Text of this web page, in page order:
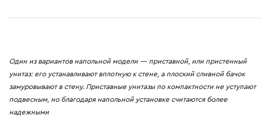
Один из вариантов напольной модели — приставной, или пристенный
унитаз: его устанавливают вплотную к стене, а плоский сливной бачок
замуровывают в стену. Приставные унитазы по компактности не уступают
подвесным, но благодаря напольной установке считаются более
надежными